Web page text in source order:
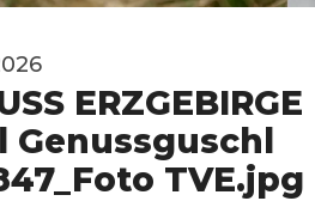
ERZGEBIRGE
TVE.jpg